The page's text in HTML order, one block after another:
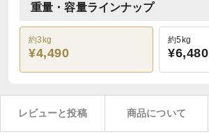
重量・容量ラインナップ
約3kg
¥4,490
約5kg
¥6,480
レビューと投稿 商品について